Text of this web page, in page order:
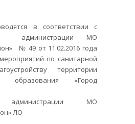
в соответствии с
администрации МО
№ 49 от 11.02.2016 года
по санитарной
территории
образования «Город
администрации МО
ЛО